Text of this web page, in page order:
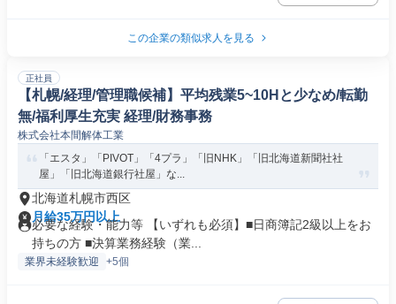
この企業の類似求人を見る
正社員
【札幌/経理/管理職候補】平均残業5~10Hと少なめ/転勤
無/福利厚生充実 経理/財務事務
株式会社本間解体工業
「エスタ」「PIVOT」「4プラ」「旧NHK」「旧北海道新聞社社
屋」「旧北海道銀行社屋」な...
北海道札幌市西区
月給35万円以上
必要な経験・能力等 【いずれも必須】■日商簿記2級以上をお
持ちの方 ■決算業務経験（業...
業界未経験歓迎 +5個